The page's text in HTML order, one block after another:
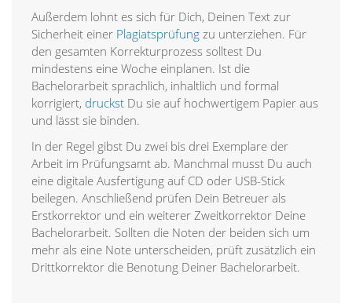
Außerdem lohnt es sich für Dich, Deinen Text zur
Sicherheit einer Plagiatsprüfung zu unterziehen. Für
den gesamten Korrekturprozess solltest Du
mindestens eine Woche einplanen. Ist die
Bachelorarbeit sprachlich, inhaltlich und formal
korrigiert, druckst Du sie auf hochwertigem Papier aus
und lässt sie binden.
In der Regel gibst Du zwei bis drei Exemplare der
Arbeit im Prüfungsamt ab. Manchmal musst Du auch
eine digitale Ausfertigung auf CD oder USB-Stick
beilegen. Anschließend prüfen Dein Betreuer als
Erstkorrektor und ein weiterer Zweitkorrektor Deine
Bachelorarbeit. Sollten die Noten der beiden sich um
mehr als eine Note unterscheiden, prüft zusätzlich ein
Drittkorrektor die Benotung Deiner Bachelorarbeit.